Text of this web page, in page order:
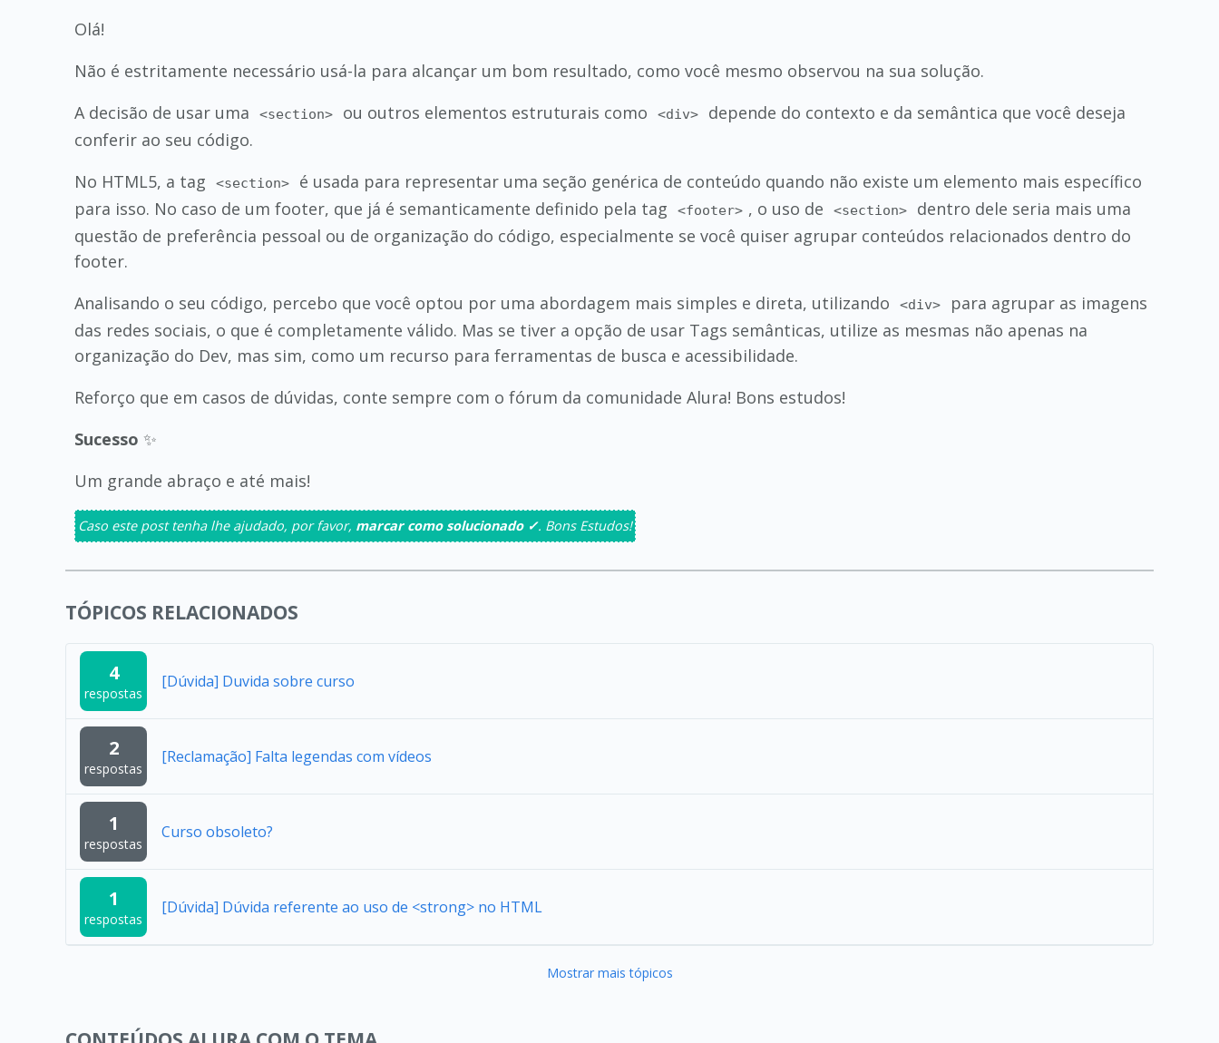
Olá!
Não é estritamente necessário usá-la para alcançar um bom resultado, como você mesmo observou na sua solução.
A decisão de usar uma
<section> ou outros elementos estruturais como <div>
depende do contexto e da semântica que você deseja
conferir ao seu código.
No HTML5, a tag
<section>
é usada para representar uma seção genérica de conteúdo quando não existe um elemento mais específico
para isso. No caso de um footer, que já é semanticamente definido pela tag
<footer> , o uso de <section>
dentro dele seria mais uma
questão de preferência pessoal ou de organização do código, especialmente se você quiser agrupar conteúdos relacionados dentro do
footer.
Analisando o seu código, percebo que você optou por uma abordagem mais simples e direta, utilizando
<div>
para agrupar as imagens
das redes sociais, o que é completamente válido. Mas se tiver a opção de usar Tags semânticas, utilize as mesmas não apenas na
organização do Dev, mas sim, como um recurso para ferramentas de busca e acessibilidade.
Reforço que em casos de dúvidas, conte sempre com o fórum da comunidade Alura! Bons estudos!
Sucesso ✨
Um grande abraço e até mais!
Caso este post tenha lhe ajudado, por favor, marcar como solucionado ✓. Bons Estudos!
TÓPICOS RELACIONADOS
4
respostas
[Dúvida] Duvida sobre curso
2
respostas
[Reclamação] Falta legendas com vídeos
1
respostas
Curso obsoleto?
1
respostas
[Dúvida] Dúvida referente ao uso de <strong> no HTML
Mostrar mais tópicos